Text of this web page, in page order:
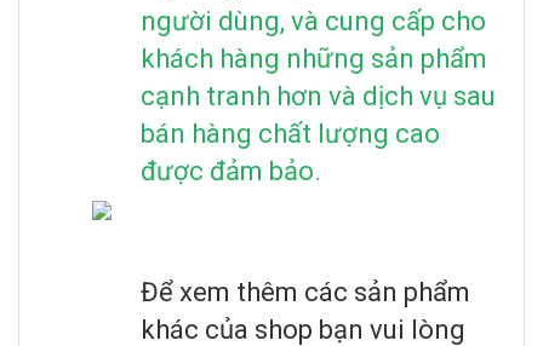
người dùng, và cung cấp cho
khách hàng những sản phẩm
cạnh tranh hơn và dịch vụ sau
bán hàng chất lượng cao
được đảm bảo.
Để xem thêm các sản phẩm
khác của shop bạn vui lòng